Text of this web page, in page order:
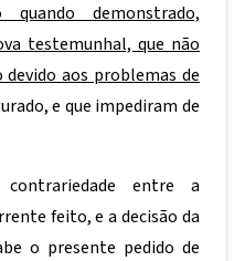
quando demonstrado,
testemunhal, que não
aos problemas de
e que impediram de
contrariedade entre a
feito, e a decisão da
o presente pedido de